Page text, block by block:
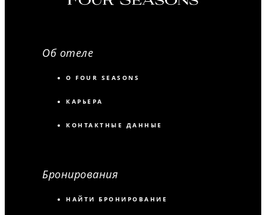
Об отеле
О FOUR SEASONS
КАРЬЕРА
КОНТАКТНЫЕ ДАННЫЕ
Бронирования
НАЙТИ БРОНИРОВАНИЕ